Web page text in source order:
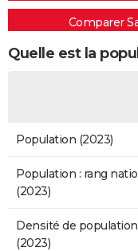
Comparer
Quelle est la
Population (2023)
Population : rang
(2023)
Densité de population
(2023)